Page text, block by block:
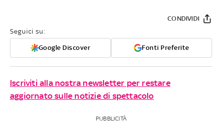
Seguici su:
Google Discover Fonti Preferite
CONDIVIDI
Iscriviti alla nostra newsletter per restare
aggiornato sulle notizie di spettacolo
PUBBLICITÀ